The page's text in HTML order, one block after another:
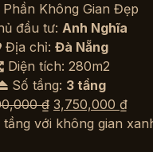
Phần Không Gian Đẹp
đầu tư: Anh Nghĩa
Địa chỉ: Đà Nẵng
Diện tích: 280m2
Số tầng: 3 tầng
₫ Giá
gốc
3,750,000 ₫Giá
hiện